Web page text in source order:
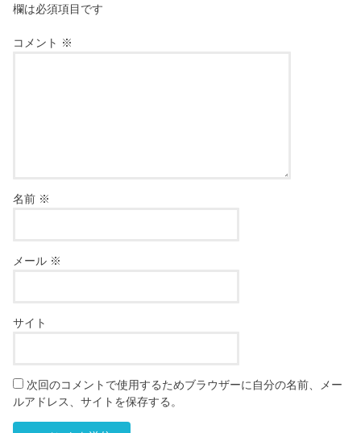
欄は必須項目です
コメント ※
名前 ※
メール ※
サイト
次回のコメントで使用するためブラウザーに自分の名前、メー
ルアドレス、サイトを保存する。